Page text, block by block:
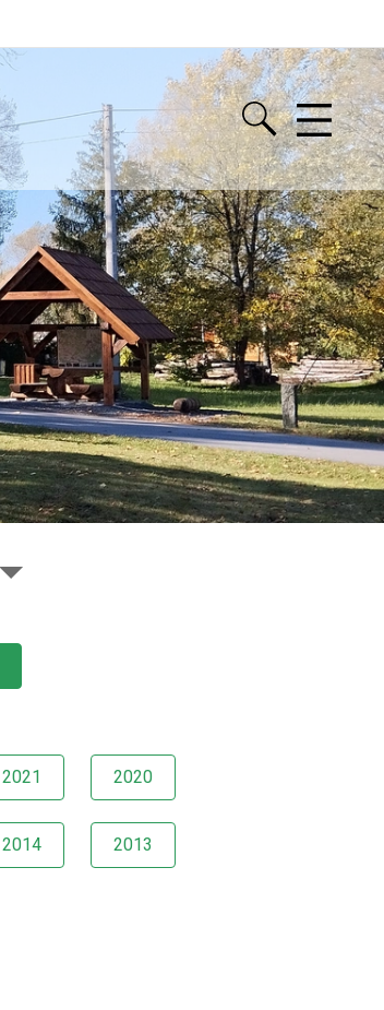
2021 2020
2014 2013